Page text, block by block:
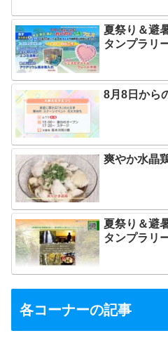
夏祭り＆避
タンプラリ
8月8日から
爽やか水晶
夏祭り＆避
タンプラリ
各コーナーの記事